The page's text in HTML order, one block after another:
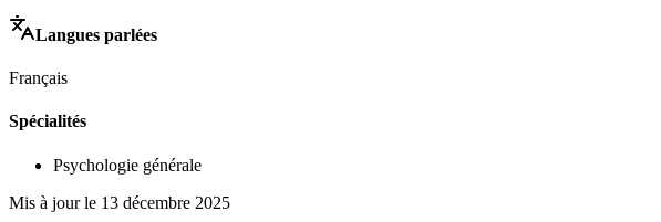
Langues parlées
Français
Spécialités
Psychologie générale
Mis à jour le 13 décembre 2025